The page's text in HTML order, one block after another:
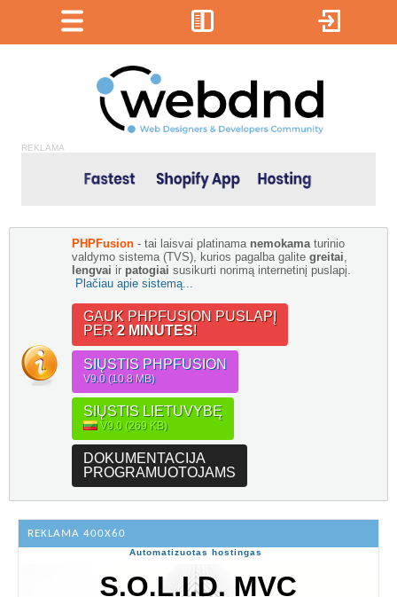
REKLAMA
PHPFusion - tai laisvai platinama nemokama turinio
valdymo sistema (TVS), kurios pagalba galite greitai
lengvai ir patogiai susikurti norimą internetinį puslapį.
Plačiau apie sistemą...
GAUK PHPFUSION PUSLAPĮ
PER 2 MINUTES!
SIŲSTIS PHPFUSION
V9.0 (10.8 MB)
SIŲSTIS LIETUVYBĘ
V9.0 (269 KB)
DOKUMENTACIJA
PROGRAMUOTOJAMS
REKLAMA 400X60
Automatizuotas hostingas